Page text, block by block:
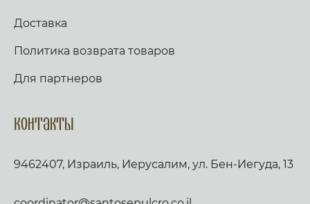
Доставка
Политика возврата товаров
Для партнеров
Контакты
9462407, Израиль, Иерусалим, ул. Бен-Иегуда, 13